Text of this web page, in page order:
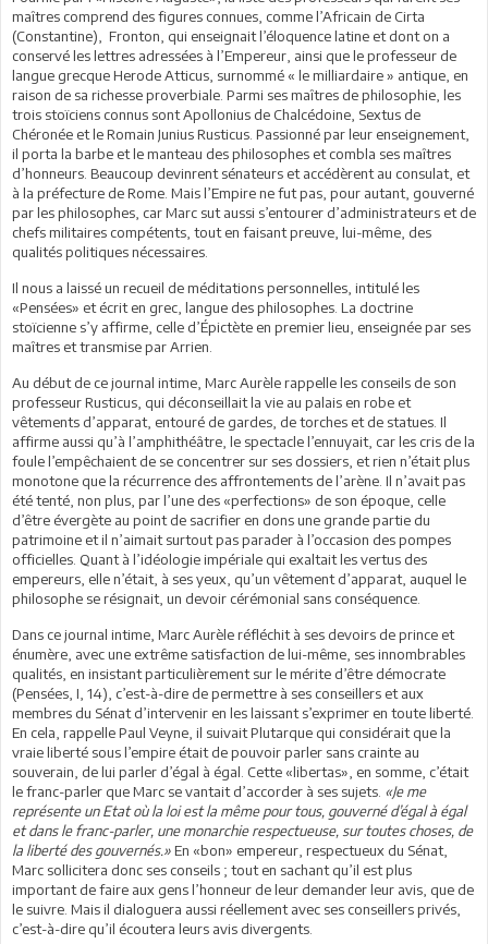
maîtres comprend des figures connues, comme l’Africain de Cirta
(Constantine), Fronton, qui enseignait l’éloquence latine et dont on a
conservé les lettres adressées à l’Empereur, ainsi que le professeur de
langue grecque Herode Atticus, surnommé « le milliardaire » antique, en
raison de sa richesse proverbiale. Parmi ses maîtres de philosophie, les
trois stoïciens connus sont Apollonius de Chalcédoine, Sextus de
Chéronée et le Romain Junius Rusticus. Passionné par leur enseignement,
il porta la barbe et le manteau des philosophes et combla ses maîtres
d’honneurs. Beaucoup devinrent sénateurs et accédèrent au consulat, et
à la préfecture de Rome. Mais l’Empire ne fut pas, pour autant, gouverné
par les philosophes, car Marc sut aussi s’entourer d’administrateurs et de
chefs militaires compétents, tout en faisant preuve, lui-même, des
qualités politiques nécessaires.
Il nous a laissé un recueil de méditations personnelles, intitulé les
«Pensées» et écrit en grec, langue des philosophes. La doctrine
stoïcienne s’y affirme, celle d’Épictète en premier lieu, enseignée par ses
maîtres et transmise par Arrien.
Au début de ce journal intime, Marc Aurèle rappelle les conseils de son
professeur Rusticus, qui déconseillait la vie au palais en robe et
vêtements d’apparat, entouré de gardes, de torches et de statues. Il
affirme aussi qu’à l’amphithéâtre, le spectacle l’ennuyait, car les cris de la
foule l’empêchaient de se concentrer sur ses dossiers, et rien n’était plus
monotone que la récurrence des affrontements de l’arène. Il n’avait pas
été tenté, non plus, par l’une des «perfections» de son époque, celle
d’être évergète au point de sacrifier en dons une grande partie du
patrimoine et il n’aimait surtout pas parader à l’occasion des pompes
officielles. Quant à l’idéologie impériale qui exaltait les vertus des
empereurs, elle n’était, à ses yeux, qu’un vêtement d’apparat, auquel le
philosophe se résignait, un devoir cérémonial sans conséquence.
Dans ce journal intime, Marc Aurèle réfléchit à ses devoirs de prince et
énumère, avec une extrême satisfaction de lui-même, ses innombrables
qualités, en insistant particulièrement sur le mérite d’être démocrate
(Pensées, I, 14), c’est-à-dire de permettre à ses conseillers et aux
membres du Sénat d’intervenir en les laissant s’exprimer en toute liberté.
En cela, rappelle Paul Veyne, il suivait Plutarque qui considérait que la
vraie liberté sous l’empire était de pouvoir parler sans crainte au
souverain, de lui parler d’égal à égal. Cette «libertas», en somme, c’était
le franc-parler que Marc se vantait d’accorder à ses sujets. «Je me
représente un Etat où la loi est la même pour tous, gouverné d’égal à égal
et dans le franc-parler, une monarchie respectueuse, sur toutes choses, de
la liberté des gouvernés.»En «bon» empereur, respectueux du Sénat,
Marc sollicitera donc ses conseils ; tout en sachant qu’il est plus
important de faire aux gens l’honneur de leur demander leur avis, que de
le suivre. Mais il dialoguera aussi réellement avec ses conseillers privés,
c’est-à-dire qu’il écoutera leurs avis divergents.